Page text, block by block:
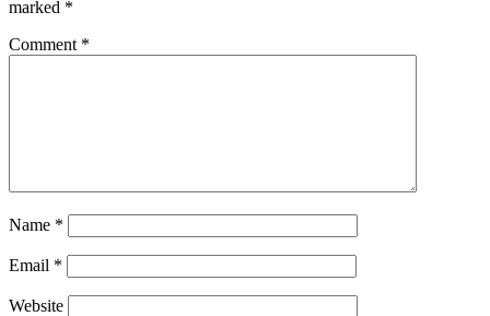
marked *
Comment *
Name *
Email *
Website